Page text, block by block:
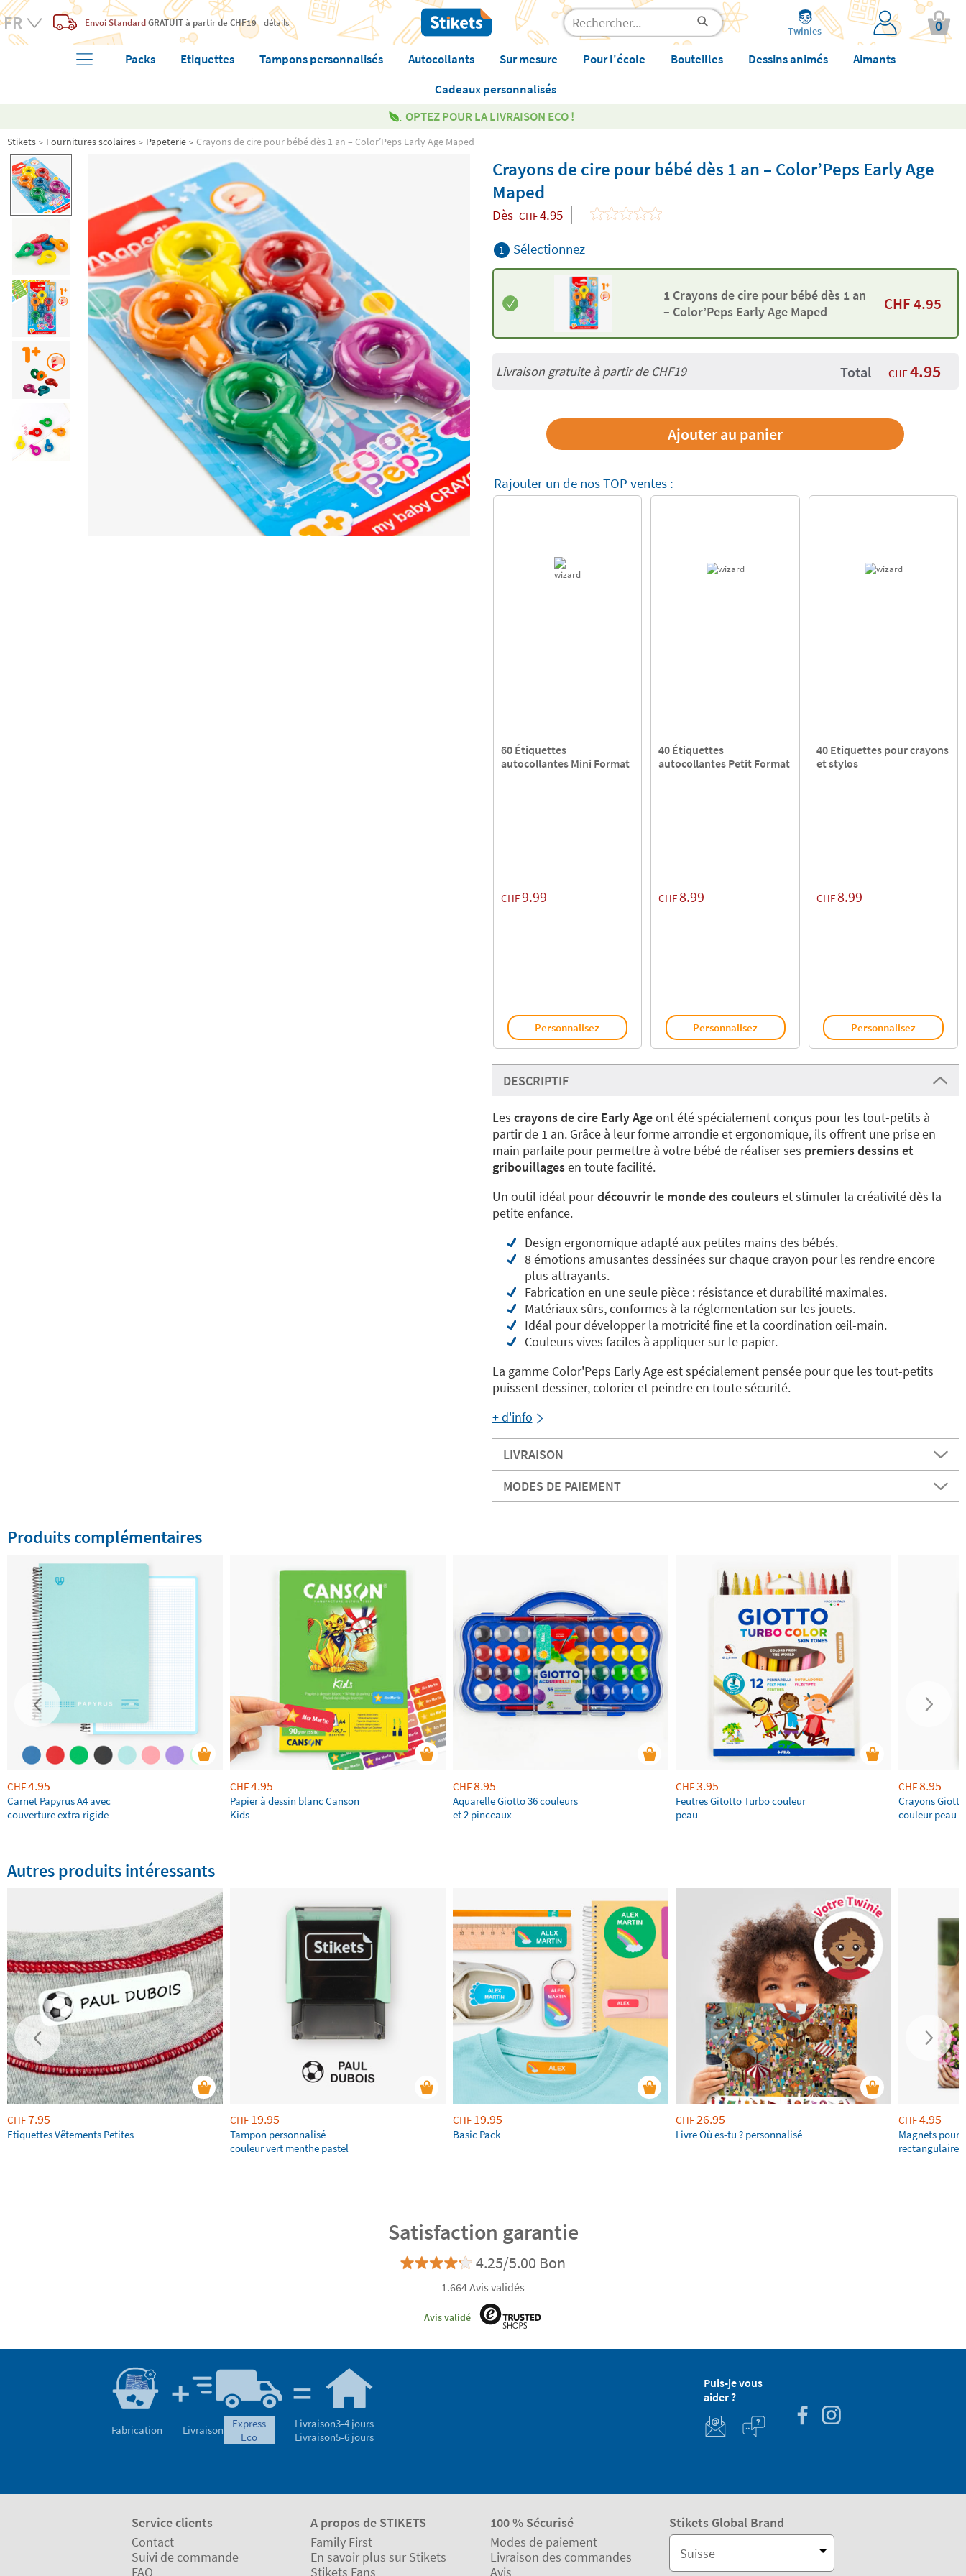
Envoi StandardGRATUITà partir de CHF19 détails
Twinies 0
Packs Etiquettes Tampons personnalisés Autocollants Sur mesure Pour l'école Bouteilles Dessins animés
Aimants
Cadeaux personnalisés
OPTEZ POUR LA LIVRAISON ECO !
Stikets Fournitures scolaires Papeterie Crayons de cire pour bébé dès 1 an – Color’Peps Early Age Maped
Crayons de cire pour bébé dès 1 an – Color’Peps Early Age
Maped
Dès CHF4.95
1 Sélectionnez
1 Crayons de cire pour bébé dès 1 an
– Color’Peps Early Age Maped
CHF4.95
Livraison gratuite à partir de CHF19 Total CHF4.95
Rajouter un de nos TOP ventes :
60 Étiquettes
autocollantes Mini Format
CHF9.99
Personnalisez
40 Étiquettes
autocollantes Petit Format
CHF8.99
Personnalisez
40 Etiquettes pour crayons
et stylos
CHF8.99
Personnalisez
DESCRIPTIF
Les crayons de cire Early Ageont été spécialement conçus pour les tout-petits à
partir de 1 an. Grâce à leur forme arrondie et ergonomique, ils offrent une prise en
main parfaite pour permettre à votre bébé de réaliser ses premiers dessins et
gribouillagesen toute facilité.
Un outil idéal pourdécouvrir le monde des couleurset stimuler la créativité dès la
petite enfance.
Design ergonomique adapté aux petites mains des bébés.
8 émotions amusantes dessinées sur chaque crayon pour les rendre encore
plus attrayants.
Fabrication en une seule pièce : résistance et durabilité maximales.
Matériaux sûrs, conformes à la réglementation sur les jouets.
Idéal pour développer la motricité fine et la coordination œil-main.
Couleurs vives faciles à appliquer sur le papier.
La gamme Color'Peps Early Age est spécialement pensée pour que les tout-petits
puissent dessiner, colorier et peindre en toute sécurité.
+ d'info
LIVRAISON
MODES DE PAIEMENT
Produits complémentaires
CHF4.95
Carnet Papyrus A4 avec
couverture extra rigide
CHF4.95
Papier à dessin blanc Canson
Kids
CHF8.95
Aquarelle Giotto 36 couleurs
et 2 pinceaux
CHF3.95
Feutres Gitotto Turbo couleur
peau
CHF8.95
Crayons
couleur peau
Autres produits intéressants
CHF7.95
Etiquettes Vêtements Petites
CHF 19.95
Tampon personnalisé
couleur vert menthe pastel
CHF 19.95
Basic Pack
CHF26.95
Livre Où es-tu ? personnalisé
CHF4.95
Magnets pour
rectangulaires
Satisfaction garantie
4.25/5.00 Bon
1.664 Avis validés
Avis validé
Fabrication Livraison
express
eco
Livraison3-4 jours
Livraison5-6 jours
Puis-je vous
aider ?
Service clients
Contact
Suivi de commande
FAQ
A propos de STIKETS
Family First
En savoir plus sur Stikets
Stikets Fans
100 % Sécurisé
Modes de paiement
Livraison des commandes
Avis
Stikets Global Brand
Suisse